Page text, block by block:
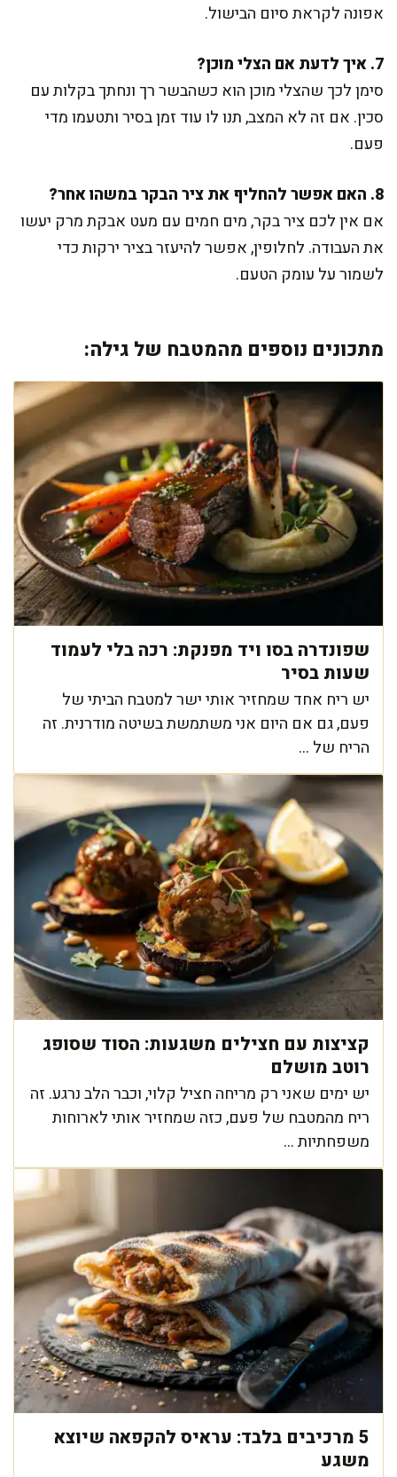
אפונה לקראת סיום הבישול.
7. איך לדעת אם הצלי מוכן?
סימן לכך שהצלי מוכן הוא כשהבשר רך ונחתך בקלות עם
סכין. אם זה לא המצב, תנו לו עוד זמן בסיר ותטעמו מדי
פעם.
8. האם אפשר להחליף את ציר הבקר במשהו אחר?
אם אין לכם ציר בקר, מים חמים עם מעט אבקת מרק יעשו
את העבודה. לחלופין, אפשר להיעזר בציר ירקות כדי
לשמור על עומק הטעם.
מתכונים נוספים מהמטבח של גילה:
שפונדרה בסו ויד מפנקת: רכה בלי לעמוד
שעות בסיר
יש ריח אחד שמחזיר אותי ישר למטבח הביתי של
פעם, גם אם היום אני משתמשת בשיטה מודרנית. זה
הריח של ...
קציצות עם חצילים משגעות: הסוד שסופג
רוטב מושלם
יש ימים שאני רק מריחה חציל קלוי, וכבר הלב נרגע. זה
ריח מהמטבח של פעם, כזה שמחזיר אותי לארוחות
משפחתיות ...
5 מרכיבים בלבד: עראיס להקפאה שיוצא
משגע